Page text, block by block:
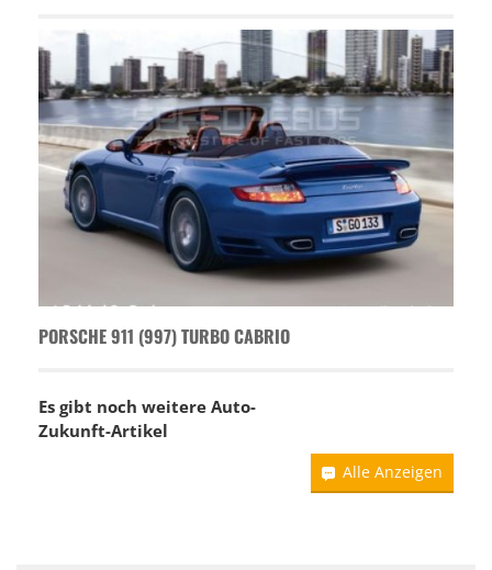
PORSCHE 911 (997) TURBO CABRIO
Es gibt noch weitere Auto-
Zukunft-Artikel
Alle Anzeigen